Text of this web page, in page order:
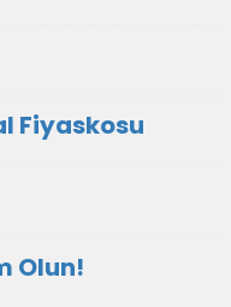
Fiyaskosu
Olun!